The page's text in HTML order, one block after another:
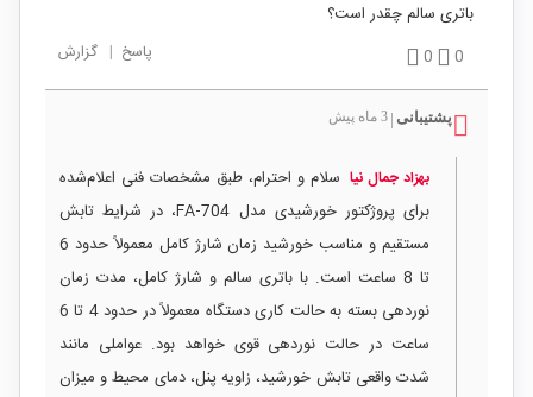
باتری سالم چقدر است؟
0
0 پاسخ | گزارش
پشتیبانی 3 ماه پیش
بهزاد جمال نیا سلام و احترام، طبق مشخصات فنی اعلام‌شده
برای پروژکتور خورشیدی مدل FA‑704، در شرایط تابش
مستقیم و مناسب خورشید زمان شارژ کامل معمولاً حدود 6
تا 8 ساعت است. با باتری سالم و شارژ کامل، مدت زمان
نوردهی بسته به حالت کاری دستگاه معمولاً در حدود 4 تا 6
ساعت در حالت نوردهی قوی خواهد بود. عواملی مانند
شدت واقعی تابش خورشید، زاویه پنل، دمای محیط و میزان